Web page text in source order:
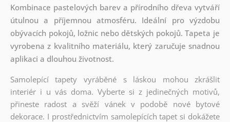
Kombinace pastelových barev a přírodního dřeva vytváří
útulnou a příjemnou atmosféru. Ideální pro výzdobu
obývacích pokojů, ložnic nebo dětských pokojů. Tapeta je
vyrobena z kvalitního materiálu, který zaručuje snadnou
aplikaci a dlouhou životnost.
Samolepící tapety vyráběné s láskou mohou zkrášlit
interiér i u vás doma. Vyberte si z jedinečných motivů,
přineste radost a svěží vánek v podobě nové bytové
dekorace. I prostřednictvím samolepících tapet si dokážete